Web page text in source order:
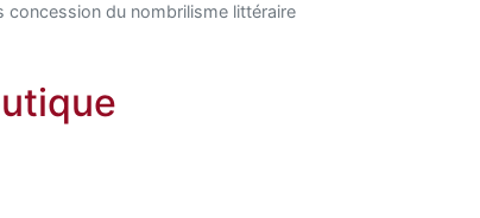
du nombrilisme littéraire